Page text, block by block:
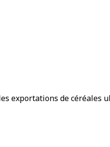
exportations de